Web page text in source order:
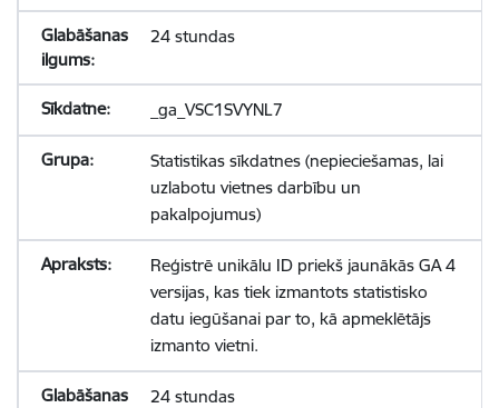
24 stundas
_ga_VSC1SVYNL7
Statistikas sīkdatnes (nepieciešamas, lai
uzlabotu vietnes darbību un
pakalpojumus)
Reģistrē unikālu ID priekš jaunākās GA 4
versijas, kas tiek izmantots statistisko
datu iegūšanai par to, kā apmeklētājs
izmanto vietni.
24 stundas